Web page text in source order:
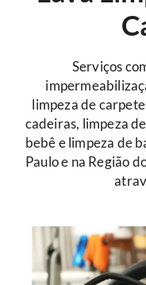
Serviços
limpeza de
cadeiras, limpeza
bebê e limpeza de
Paulo e na Região